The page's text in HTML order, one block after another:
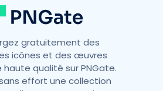
gratuitement des
icônes et des œuvres
haute qualité sur PNGate.
effort une collection